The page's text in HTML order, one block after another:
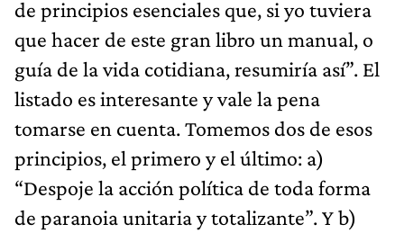
de principios esenciales que, si yo tuviera
que hacer de este gran libro un manual, o
guía de la vida cotidiana, resumiría así”. El
listado es interesante y vale la pena
tomarse en cuenta. Tomemos dos de esos
principios, el primero y el último: a)
“Despoje la acción política de toda forma
de paranoia unitaria y totalizante”. Y b)